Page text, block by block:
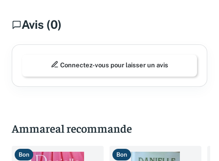
Avis (0)
Connectez-vous pour laisser un avis
Ammareal recommande
Bon Bon